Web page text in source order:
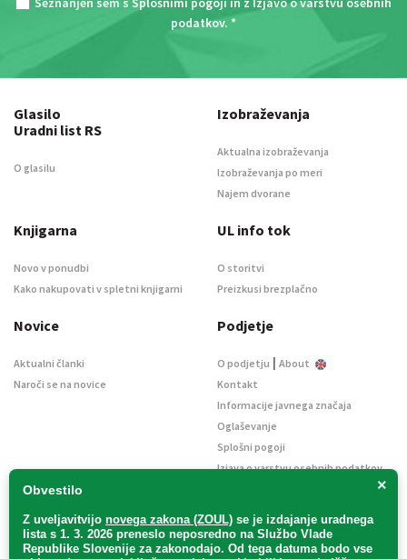
podatkov. *
×
Obvestilo
Z uveljavitvijo novega zakona (ZOUL) se je izdajanje uradnega
lista s 1. 3. 2026 preneslo neposredno na Službo Vlade
Republike Slovenije za zakonodajo. Od tega datuma bodo vse
Glasilo
Uradni list RS
O glasilu
Izobraževanja
Aktualna izobraževanja
Izobraževanja po meri
Najem dvorane
Knjigarna
Novo v ponudbi
Kako nakupovati v spletni knjigarni
UL info tok
O storitvi
Preizkusi brezplačno
Novice
Aktualni članki
Naroči se na novice
Podjetje
O podjetju | About
Kontakt
Informacije javnega značaja
Oglaševanje
Splošni pogoji
Izjava o varstvu osebnih podatkov